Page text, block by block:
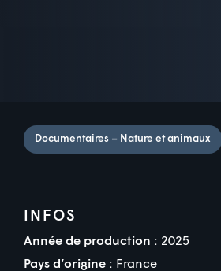
Documentaires – Nature et animaux
INFOS
Année de production : 2025
Pays d’origine : France